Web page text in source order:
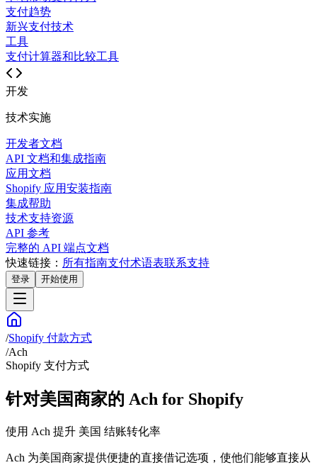
支付趋势
新兴支付技术
工具
支付计算器和比较工具
开发
技术实施
开发者文档
API 文档和集成指南
应用文档
Shopify 应用安装指南
集成帮助
技术支持资源
API 参考
完整的 API 端点文档
快速链接： 所有指南支付术语表联系支持
登录 开始使用
/Shopify 付款方式
/Ach
Shopify 支付方式
针对美国商家的 Ach for Shopify
使用 Ach 提升 美国 结账转化率
Ach 为美国商家提供便捷的直接借记选项，使他们能够直接从